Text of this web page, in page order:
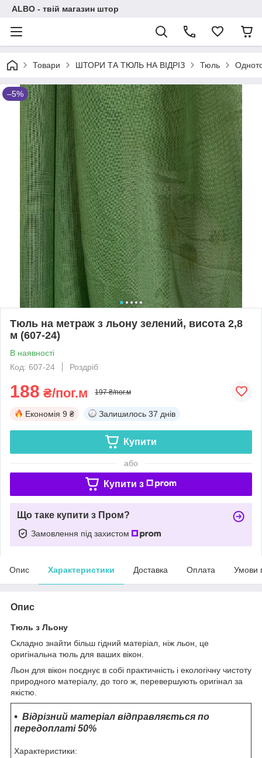
ALBO - твій магазин штор
Товари ШТОРИ ТА ТЮЛЬ НА ВІДРІЗ Тюль
–5%
Тюль на метраж з льону зелений, висота 2,8
м (607-24)
В наявності
Код: 607-24
Роздріб
188 ₴/пог.м 197 ₴/пог.м
Економія 9 ₴ Залишилось 37 днів
Купити
або
Купити з
Що таке купити з Пром?
Замовлення під захистом
Опис Характеристики Доставка Оплата Умови
Опис
Тюль з Льону
Складно знайти більш гідний матеріал, ніж льон, це
оригінальна тюль для ваших вікон.
Льон для вікон поєднує в собі практичність і екологічну чистоту
природного матеріалу, до того ж, перевершують оригінал за
якістю.
Відрізний матеріал відправляється по
передоплаті 50%
Характеристики: